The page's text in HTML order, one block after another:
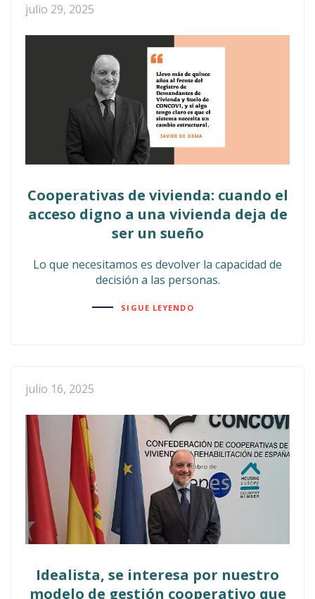
julio 29, 2025
Cooperativas de vivienda: cuando el
acceso digno a una vivienda deja de
ser un sueño
Lo que necesitamos es devolver la capacidad de
decisión a las personas.
SIGUE LEYENDO
julio 16, 2025
Idealista, se interesa por nuestro
modelo de gestión cooperativo que